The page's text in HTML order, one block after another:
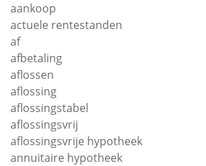
aankoop
actuele rentestanden
af
afbetaling
aflossen
aflossing
aflossingstabel
aflossingsvrij
aflossingsvrije hypotheek
annuitaire hypotheek